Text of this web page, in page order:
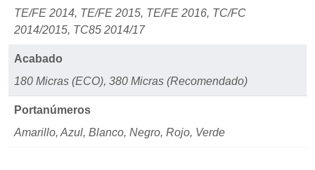
TE/FE 2014, TE/FE 2015, TE/FE 2016, TC/FC
2014/2015, TC85 2014/17
Acabado
180 Micras (ECO), 380 Micras (Recomendado)
Portanúmeros
Amarillo, Azul, Blanco, Negro, Rojo, Verde